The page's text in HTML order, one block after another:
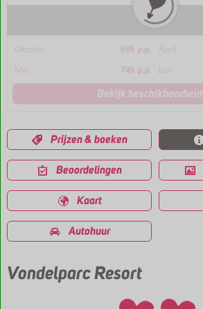
Oktober 699 p.p. April
Mei
749 p.p. Juni
Bekijk beschikbaarheid
Prijzen & boeken
Beoordelingen
Kaart
Autohuur
Vondelparc Resort